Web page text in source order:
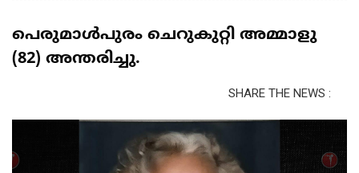
പെരുമാൾപുരം ചെറുകുറ്റി അമ്മാളു
(82) അന്തരിച്ചു.
SHARE THE NEWS :